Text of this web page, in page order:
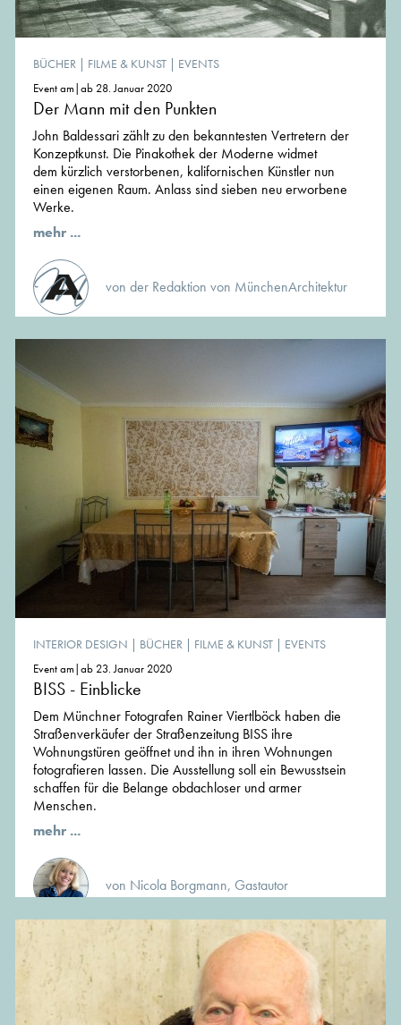
BÜCHER | FILME & KUNST | EVENTS
Event am|ab 28. Januar 2020
Der Mann mit den Punkten
John Baldessari zählt zu den bekanntesten Vertretern der
Konzeptkunst. Die Pinakothek der Moderne widmet
dem kürzlich verstorbenen, kalifornischen Künstler nun
einen eigenen Raum. Anlass sind sieben neu erworbene
Werke.
mehr ...
von der Redaktion von MünchenArchitektur
INTERIOR DESIGN | BÜCHER | FILME & KUNST | EVENTS
Event am|ab 23. Januar 2020
BISS - Einblicke
Dem Münchner Fotografen Rainer Viertlböck haben die
Straßenverkäufer der Straßenzeitung BISS ihre
Wohnungstüren geöffnet und ihn in ihren Wohnungen
fotografieren lassen. Die Ausstellung soll ein Bewusstsein
schaffen für die Belange obdachloser und armer
Menschen.
mehr ...
von Nicola Borgmann, Gastautor